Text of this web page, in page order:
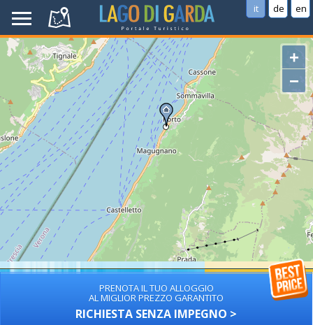
it de en
+
−
PRENOTA IL TUO ALLOGGIO
AL MIGLIOR PREZZO GARANTITO
RICHIESTA SENZA IMPEGNO >